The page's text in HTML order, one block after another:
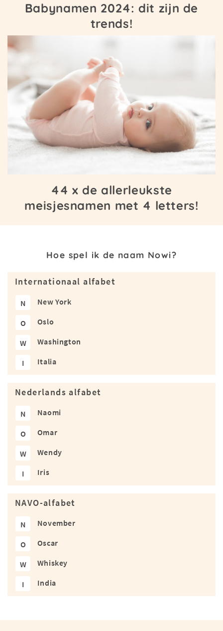
Babynamen 2024: dit zijn de
trends!
44 x de allerleukste
meisjesnamen met 4 letters!
Hoe spel ik de naam Nowi?
Internationaal alfabet
N New York
O Oslo
W Washington
I Italia
Nederlands alfabet
N Naomi
O Omar
W Wendy
I Iris
NAVO-alfabet
N November
O Oscar
W Whiskey
I India